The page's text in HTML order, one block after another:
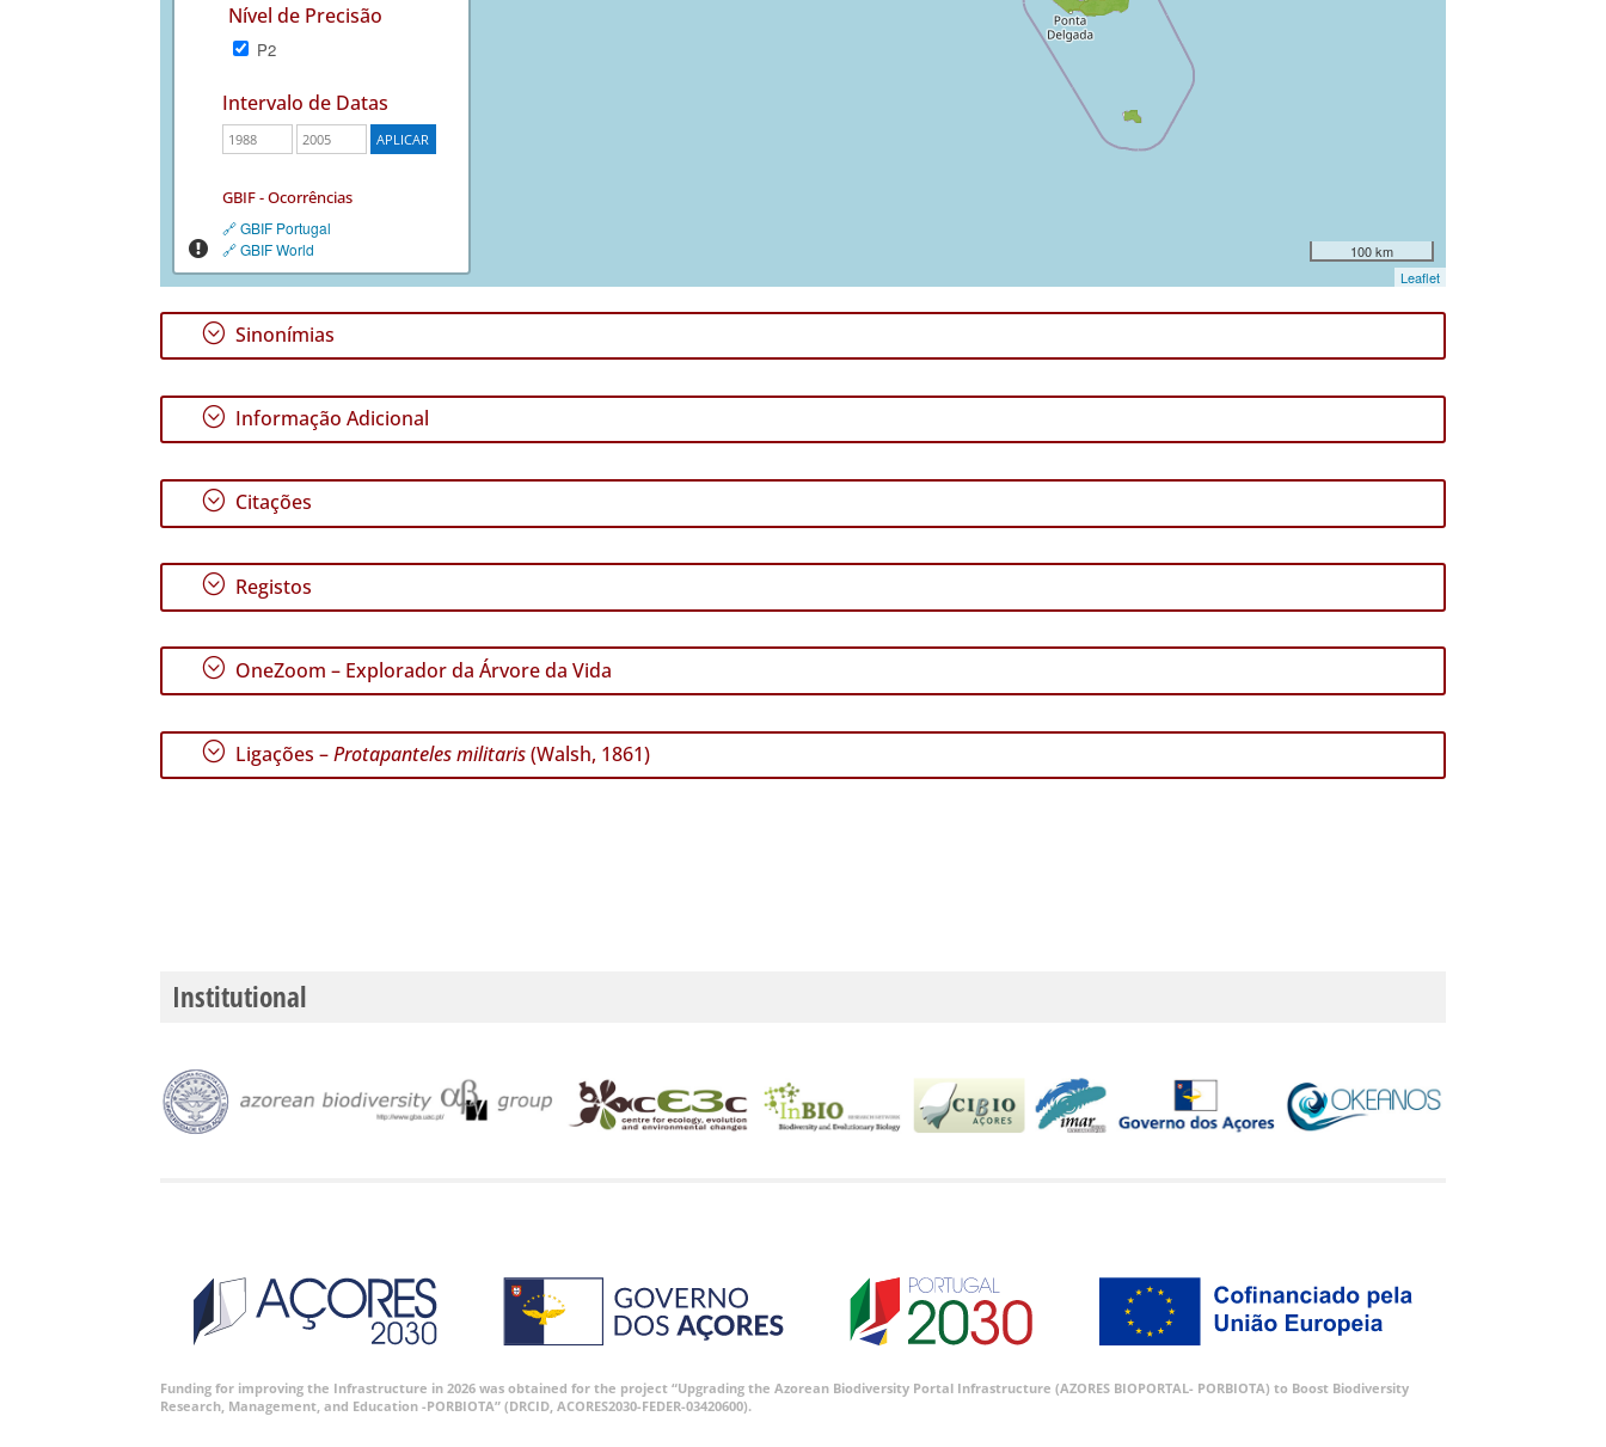
Nível de Precisão
P2
Intervalo de Datas
GBIF - Ocorrências
🔗 GBIF Portugal
🔗 GBIF World
100 km
Leaflet
; Sinonímias
; Informação Adicional
; Citações
; Registos
; OneZoom – Explorador da Árvore da Vida
; Ligações –Protapanteles militaris(Walsh, 1861)
Institutional
Funding for improving the Infrastructure in 2026 was obtained for the project “Upgrading the Azorean Biodiversity Portal Infrastructure (AZORES BIOPORTAL- PORBIOTA) to Boost Biodiversity
Research, Management, and Education -PORBIOTA” (DRCID, ACORES2030-FEDER-03420600).